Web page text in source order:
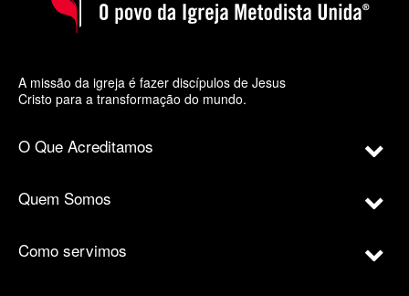
A missão da igreja é fazer discípulos de Jesus
Cristo para a transformação do mundo.
O Que Acreditamos
Quem Somos
Como servimos